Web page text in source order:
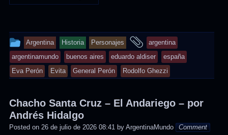
This
entry
was
posted
Argentina Historia Personajes
and
tagged
argentina
argentinamundo
buenos aires eduardo aldiser
españa
Eva Perón
Evita General Perón Rodolfo Ghezzi
Chacho Santa Cruz – El Andariego – por
Andrés Hidalgo
Posted on 26 de julio de 2026 08:41 by ArgentinaMundo Comment